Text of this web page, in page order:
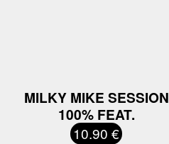
MILKY MIKE SESSION
100% FEAT.
10.90 €